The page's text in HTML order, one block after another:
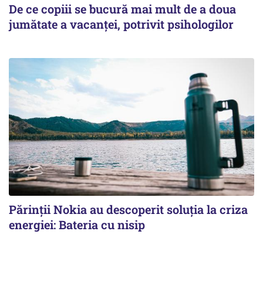
De ce copiii se bucură mai mult de a doua
jumătate a vacanței, potrivit psihologilor
Părinții Nokia au descoperit soluția la criza
energiei: Bateria cu nisip